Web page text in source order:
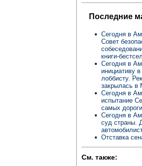
Последние
Сегодня в
Совет
книги-
Сегодня в
инициативу
лоббисту.
закрылась в
Сегодня в
испытание
самых
Сегодня в
суд страны.
Отставка
См. также: